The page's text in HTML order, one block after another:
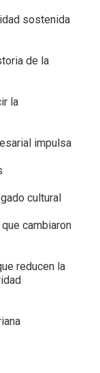
sostenida
de la
la
impulsa
cultural
cambiaron
reducen la